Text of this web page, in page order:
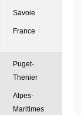
Savoie
France
Puget-
Thenier
Alpes-
Maritimes